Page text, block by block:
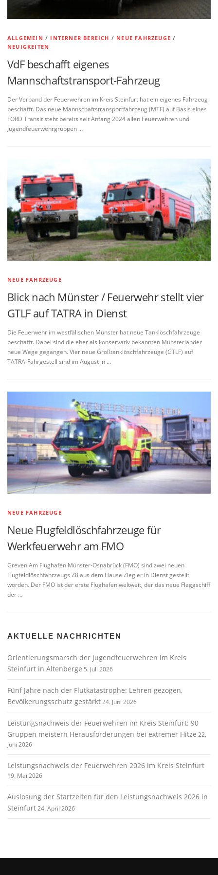
ALLGEMEIN / INTERNER BEREICH / NEUE FAHRZEUGE /
NEUIGKEITEN
VdF beschafft eigenes
Mannschaftstransport-Fahrzeug
Der Verband der Feuerwehren im Kreis Steinfurt hat ein eigenes Fahrzeug
beschafft. Das neue Mannschaftstransportfahrzeug (MTF) auf Basis eines
FORD Transit steht bereits seit Anfang 2024 allen Feuerwehren und
Jugendfeuerwehrgruppen …
NEUE FAHRZEUGE
Blick nach Münster / Feuerwehr stellt vier
GTLF auf TATRA in Dienst
Die Feuerwehr im westfälischen Münster hat neue Tanklöschfahrzeuge
beschafft. Dabei sind die eher als konservativ bekannten Münsterländer
neue Wege gegangen. Vier neue Großtanklöschfahrzeuge (GTLF) auf
TATRA-Fahrgestell sind im August in …
NEUE FAHRZEUGE
Neue Flugfeldlöschfahrzeuge für
Werkfeuerwehr am FMO
Greven Am Flughafen Münster-Osnabrück (FMO) sind zwei neuen
Flugfeldlöschfahrzeugs Z8 aus dem Hause Ziegler in Dienst gestellt
worden. Der FMO ist der erste Flughafen weltweit, der das neue Flaggschiff
der …
AKTUELLE NACHRICHTEN
Orientierungsmarsch der Jugendfeuerwehren im Kreis
Steinfurt in Altenberge 5. Juli 2026
Fünf Jahre nach der Flutkatastrophe: Lehren gezogen,
Bevölkerungsschutz gestärkt24. Juni 2026
Leistungsnachweis der Feuerwehren im Kreis Steinfurt: 90
Gruppen meistern Herausforderungen bei extremer Hitze 22.
Juni 2026
Leistungsnachweis der Feuerwehren 2026 im Kreis Steinfurt
19. Mai 2026
Auslosung der Startzeiten für den Leistungsnachweis 2026 in
Steinfurt24. April 2026